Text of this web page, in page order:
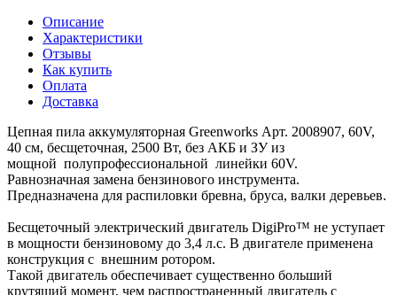
Описание
Характеристики
Отзывы
Как купить
Оплата
Доставка
Цепная пила аккумуляторная Greenworks Арт. 2008907, 60V,
40 см, бесщеточная, 2500 Вт, без АКБ и ЗУ из
мощной полупрофессиональной линейки 60V.
Равнозначная замена бензинового инструмента.
Предназначена для распиловки бревна, бруса, валки деревьев.
Бесщеточный электрический двигатель DigiPro™ не уступает
в мощности бензиновому до 3,4 л.с. В двигателе применена
конструкция с внешним ротором.
Такой двигатель обеспечивает существенно больший
крутящий момент, чем распространенный двигатель с